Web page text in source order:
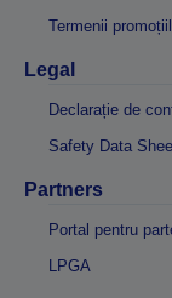
Termenii
Legal
Declarație de
Safety Data
Partners
Portal pentru
LPGA